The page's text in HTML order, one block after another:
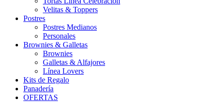
Velitas & Toppers
Postres
Postres Medianos
Personales
Brownies & Galletas
Brownies
Galletas & Alfajores
Línea Lovers
Kits de Regalo
Panadería
OFERTAS